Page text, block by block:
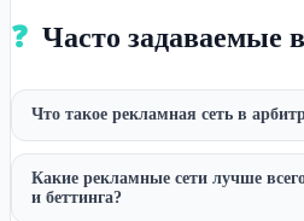
❓ Часто задаваемые
Что такое рекламная сеть в
Какие рекламные сети лучше
и беттинга?